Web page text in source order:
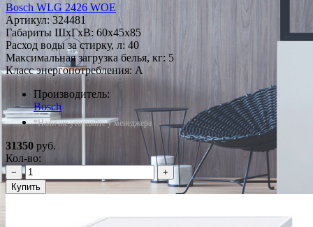
Bosch WLG 2426 WOE
Артикул: 324481
Габариты ШxГxВ: 60x45x85
Расход воды за стирку, л: 40
Максимальная загрузка белья, кг: 5
Класс энергопотребления: A
Производитель:
Bosch
*Наличие уточняйте у менеджера
31350 руб.
Кол-во:
−
+
Купить